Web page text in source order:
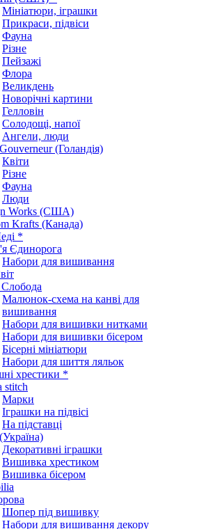
Мініатюри, іграшки
Прикраси, підвіси
Фауна
Різне
Пейзажі
Флора
Великдень
Новорічні картини
Гелловін
Солодощі, напої
Ангели, люди
(Голандія)
Квіти
Різне
Фауна
Люди
Works (США)
Krafts (Канада)
*
Єдинорога
Набори для вишивання
Малюнок-схема на канві для
вишивання
Набори для вишивки нитками
Набори для вишивки бісером
Бісерні мініатюри
Набори для шиття ляльок
хрестики *
stitch
Марки
Іграшки на підвісі
На підставці
Декоративні іграшки
Вишивка хрестиком
Вишивка бісером
Шопер під вишивку
Набори для вишивання декору